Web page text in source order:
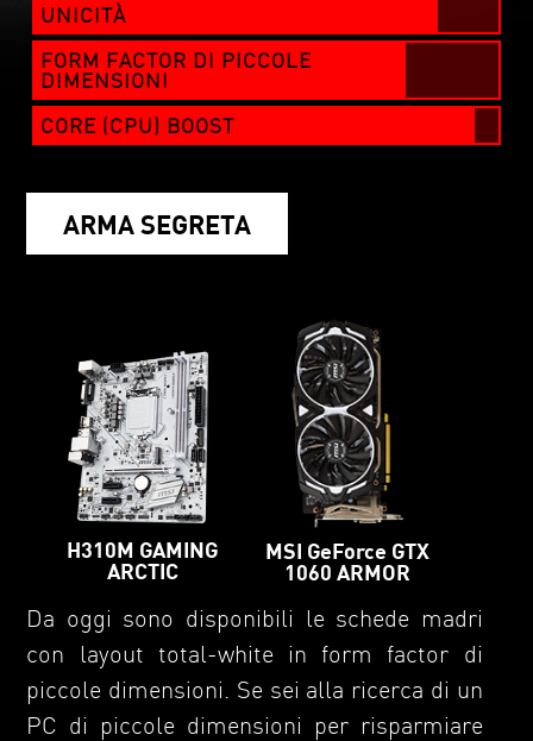
UNICITÀ
FORM FACTOR DI PICCOLE
DIMENSIONI
CORE (CPU) BOOST
ARMA SEGRETA
H310M GAMING
ARCTIC
MSI GeForce GTX
1060 ARMOR
Da oggi sono disponibili le schede madri
con layout total-white in form factor di
piccole dimensioni. Se sei alla ricerca di un
PC di piccole dimensioni per risparmiare